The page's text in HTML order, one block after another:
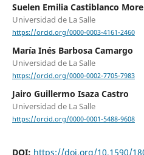
Suelen Emilia Castiblanco
Universidad de La Salle
https://orcid.org/0000-0003-4161-2460
María Inés Barbosa Camargo
Universidad de La Salle
https://orcid.org/0000-0002-7705-7983
Jairo Guillermo Isaza Castro
Universidad de La Salle
https://orcid.org/0000-0001-5488-9608
DOI: https://doi.org/10.1590/